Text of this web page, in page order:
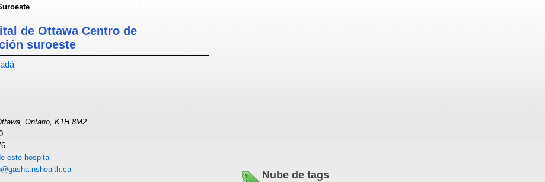
de Ottawa Centro de
suroeste
Ontario, K1H 8M2
este hospital
Nube de tags